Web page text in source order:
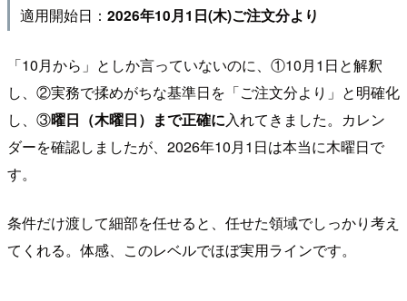
適用開始日： 2026年10月1日(木)ご注文分より
「10月から」としか言っていないのに、①10月1日と解釈
し、②実務で揉めがちな基準日を「ご注文分より」と明確化
し、③曜日（木曜日）まで正確に入れてきました。カレン
ダーを確認しましたが、2026年10月1日は本当に木曜日で
す。
条件だけ渡して細部を任せると、任せた領域でしっかり考え
てくれる。体感、このレベルでほぼ実用ラインです。